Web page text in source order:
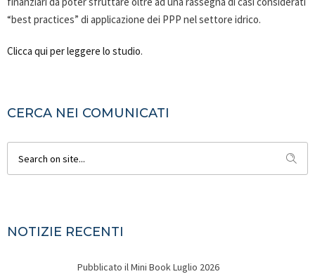
“best practices” di applicazione dei PPP nel settore idrico.
Clicca qui per leggere lo studio.
CERCA NEI COMUNICATI
NOTIZIE RECENTI
Pubblicato il Mini Book Luglio 2026